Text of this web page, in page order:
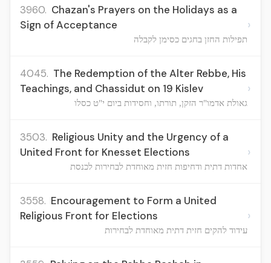
3960. Chazan's Prayers on the Holidays as a
Sign of Acceptance
תפילות החזן בחגים כסימן לקבלה
›
4045. The Redemption of the Alter Rebbe, His
Teachings, and Chassidut on 19 Kislev
גאולת אדמו"ר הזקן, תורתו, וחסידות ביום י"ט כסלו
›
3503. Religious Unity and the Urgency of a
United Front for Knesset Elections
אחדות דתית ודחיפות חזית מאוחדת לבחירות לכנסת
›
3558. Encouragement to Form a United
Religious Front for Elections
עידוד להקים חזית דתית מאוחדת לבחירות
›